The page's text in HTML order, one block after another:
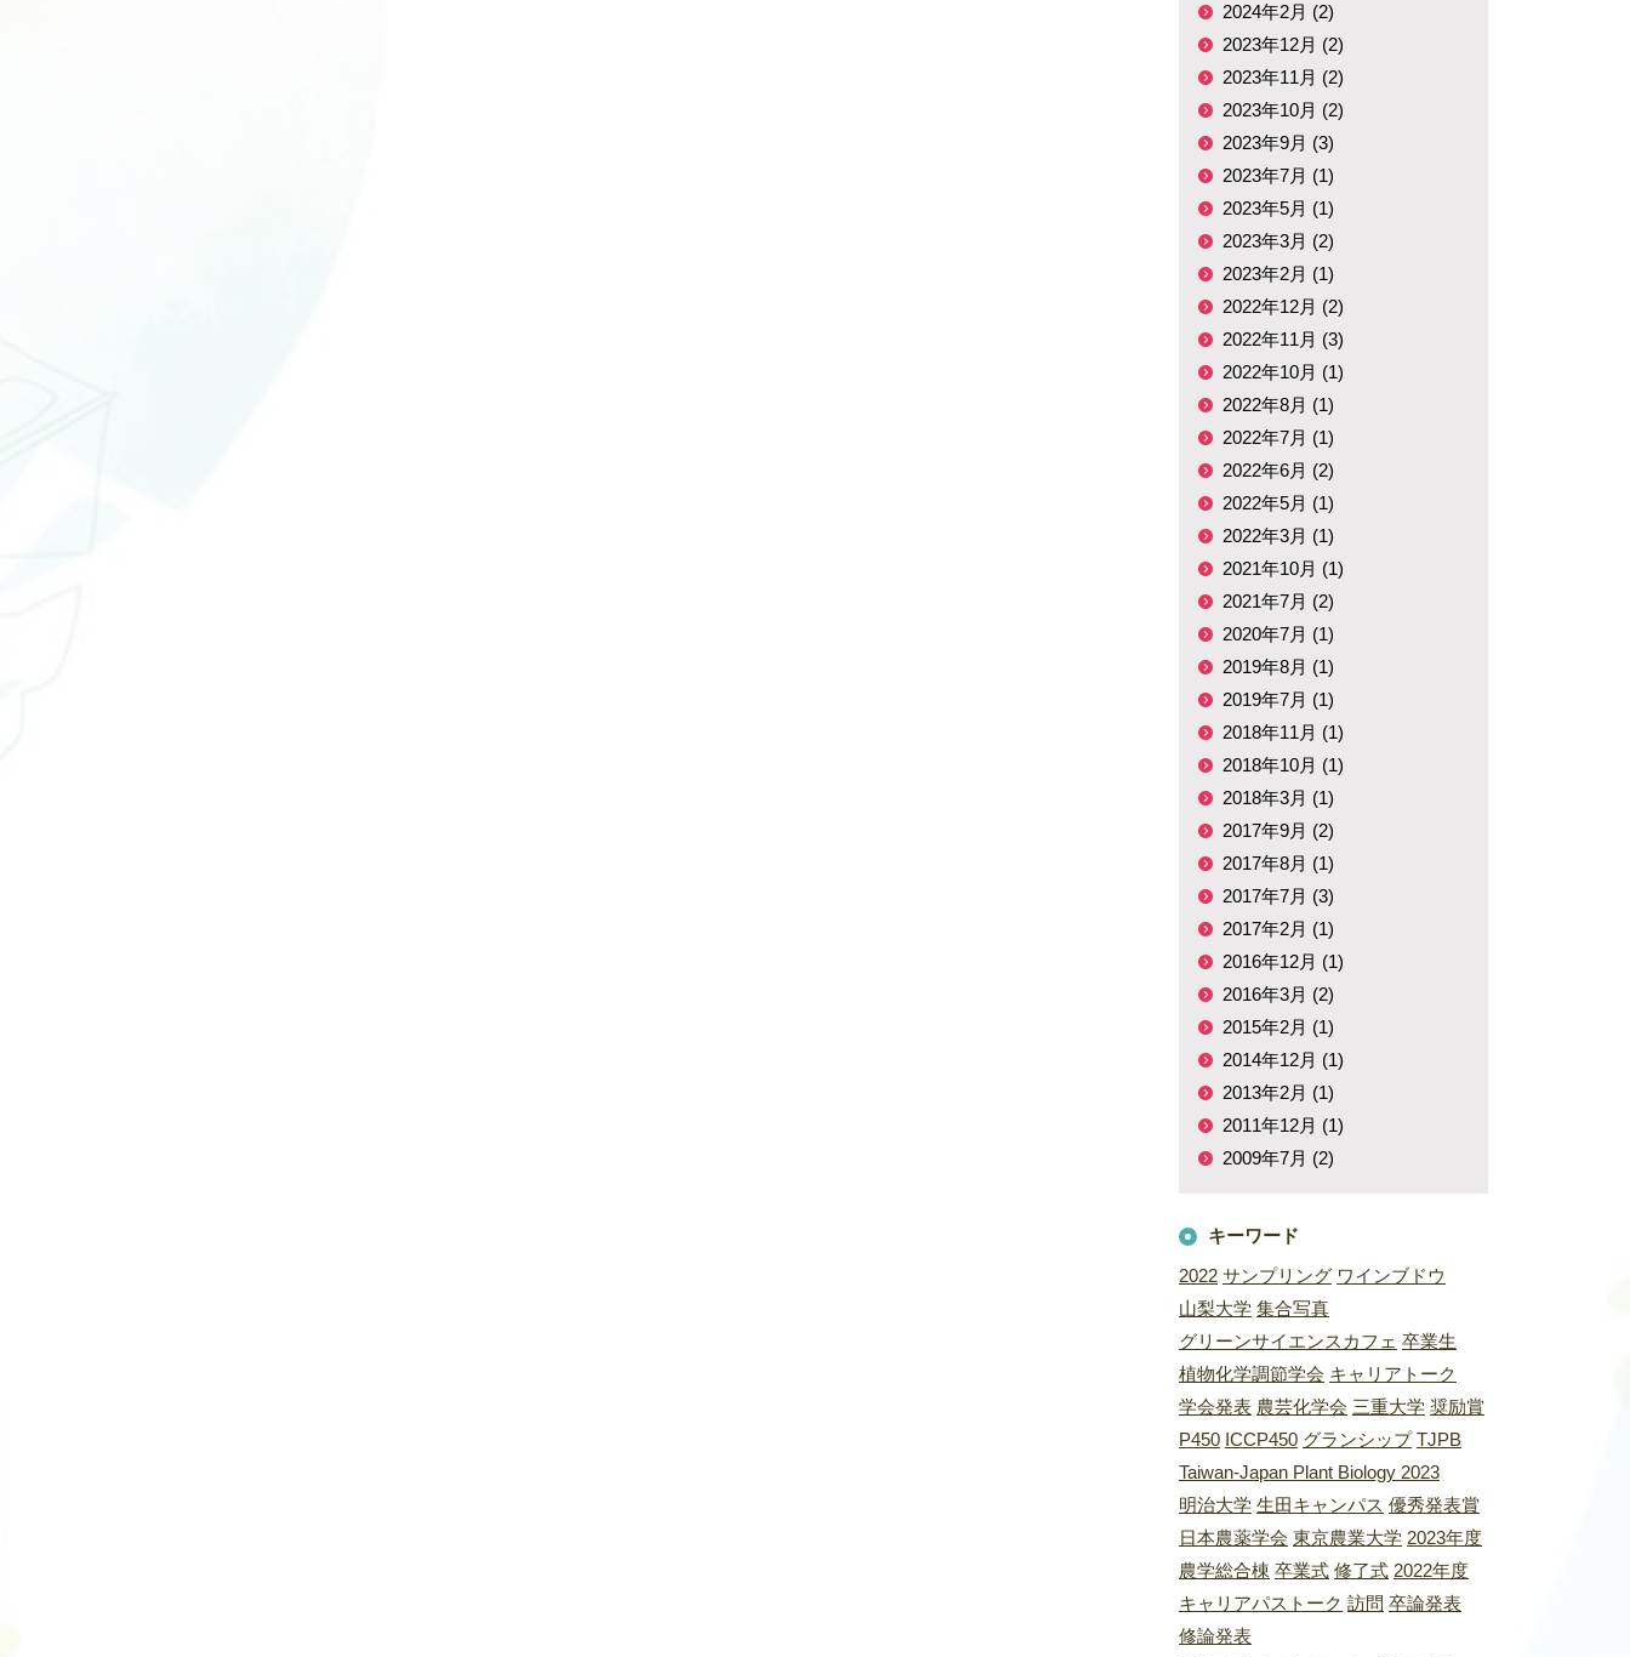
2024年2月 (2)
2023年12月 (2)
2023年11月 (2)
2023年10月 (2)
2023年9月 (3)
2023年7月 (1)
2023年5月 (1)
2023年3月 (2)
2023年2月 (1)
2022年12月 (2)
2022年11月 (3)
2022年10月 (1)
2022年8月 (1)
2022年7月 (1)
2022年6月 (2)
2022年5月 (1)
2022年3月 (1)
2021年10月 (1)
2021年7月 (2)
2020年7月 (1)
2019年8月 (1)
2019年7月 (1)
2018年11月 (1)
2018年10月 (1)
2018年3月 (1)
2017年9月 (2)
2017年8月 (1)
2017年7月 (3)
2017年2月 (1)
2016年12月 (1)
2016年3月 (2)
2015年2月 (1)
2014年12月 (1)
2013年2月 (1)
2011年12月 (1)
2009年7月 (2)
キーワード
2022 サンプリング ワインブドウ
山梨大学 集合写真
グリーンサイエンスカフェ 卒業生
植物化学調節学会 キャリアトーク
学会発表 農芸化学会 三重大学 奨励賞
P450 ICCP450 グランシップ TJPB
Taiwan-Japan Plant Biology 2023
明治大学 生田キャンパス 優秀発表賞
日本農薬学会 東京農業大学 2023年度
農学総合棟 卒業式 修了式 2022年度
キャリアパストーク 訪問 卒論発表
修論発表